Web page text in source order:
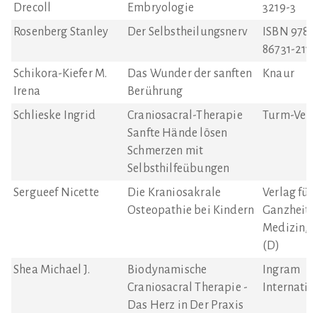
Drecoll Embryologie
3219-3
Rosenberg Stanley
Der Selbstheilungsnerv
ISBN 978-
86731-
Schikora-Kiefer M.
Irena
Das Wunder der sanften
Berührung
Knaur
Schlieske Ingrid
Craniosacral-Therapie
Sanfte Hände lösen
Schmerzen mit
Selbsthilfeübungen
Turm-
Sergueef Nicette
Die Kraniosakrale
Osteopathie bei Kindern
Verlag für
Medizin,
(D)
Shea Michael J.
Biodynamische
Craniosacral Therapie -
Das Herz in Der Praxis
Ingram